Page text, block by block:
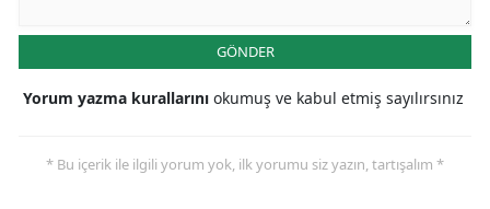
GÖNDER
Yorum yazma kurallarını okumuş ve kabul etmiş sayılırsınız
* Bu içerik ile ilgili yorum yok, ilk yorumu siz yazın, tartışalım *